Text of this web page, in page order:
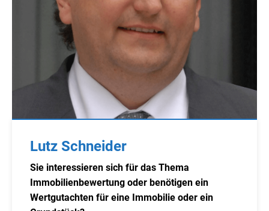
Lutz Schneider
Sie interessieren sich für das Thema
Immobilienbewertung oder benötigen ein
Wertgutachten für eine Immobilie oder ein